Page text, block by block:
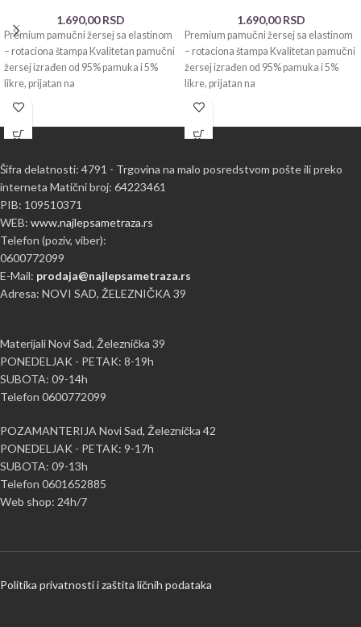
1.690,00RSD
Premium pamučni žersej sa elastinom
– rotaciona štampa Kvalitetan pamučni
žersej izrađen od 95% pamuka i 5%
likre, prijatan na
1.690,00RSD
Premium pamučni žersej sa elastinom
– rotaciona štampa Kvalitetan pamučni
žersej izrađen od 95% pamuka i 5%
likre, prijatan na
Šifra delatnosti: 4791 - Trgovina na malo posredstvom pošte ili preko
interneta Matični broj: 64223461
PIB: 109510371
WEB: www.najlepsametraza.rs
Telefon (poziv, viber):
0600772099
E-Mail: prodaja@najlepsametraza.rs
Adresa: NOVI SAD, ŽELEZNIČKA 39
Materijali Novi Sad, Železnička 39
PONEDELJAK - PETAK: 8-19h
SUBOTA: 09-14h
Telefon 0600772099
POZAMANTERIJA Novi Sad, Železnička 42
PONEDELJAK - PETAK: 9-17h
SUBOTA: 09-13h
Telefon 0601652885
Web shop: 24h/7
Politika privatnosti i zaštita ličnih podataka